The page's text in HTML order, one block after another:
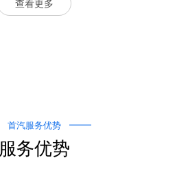
查看更多
服务优势
首汽服务优势